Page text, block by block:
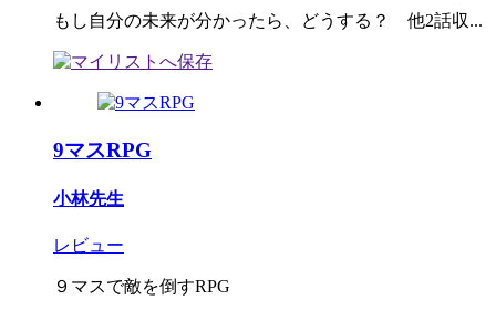
もし自分の未来が分かったら、どうする？ 他2話収...
9マスRPG
小林先生
レビュー
９マスで敵を倒すRPG